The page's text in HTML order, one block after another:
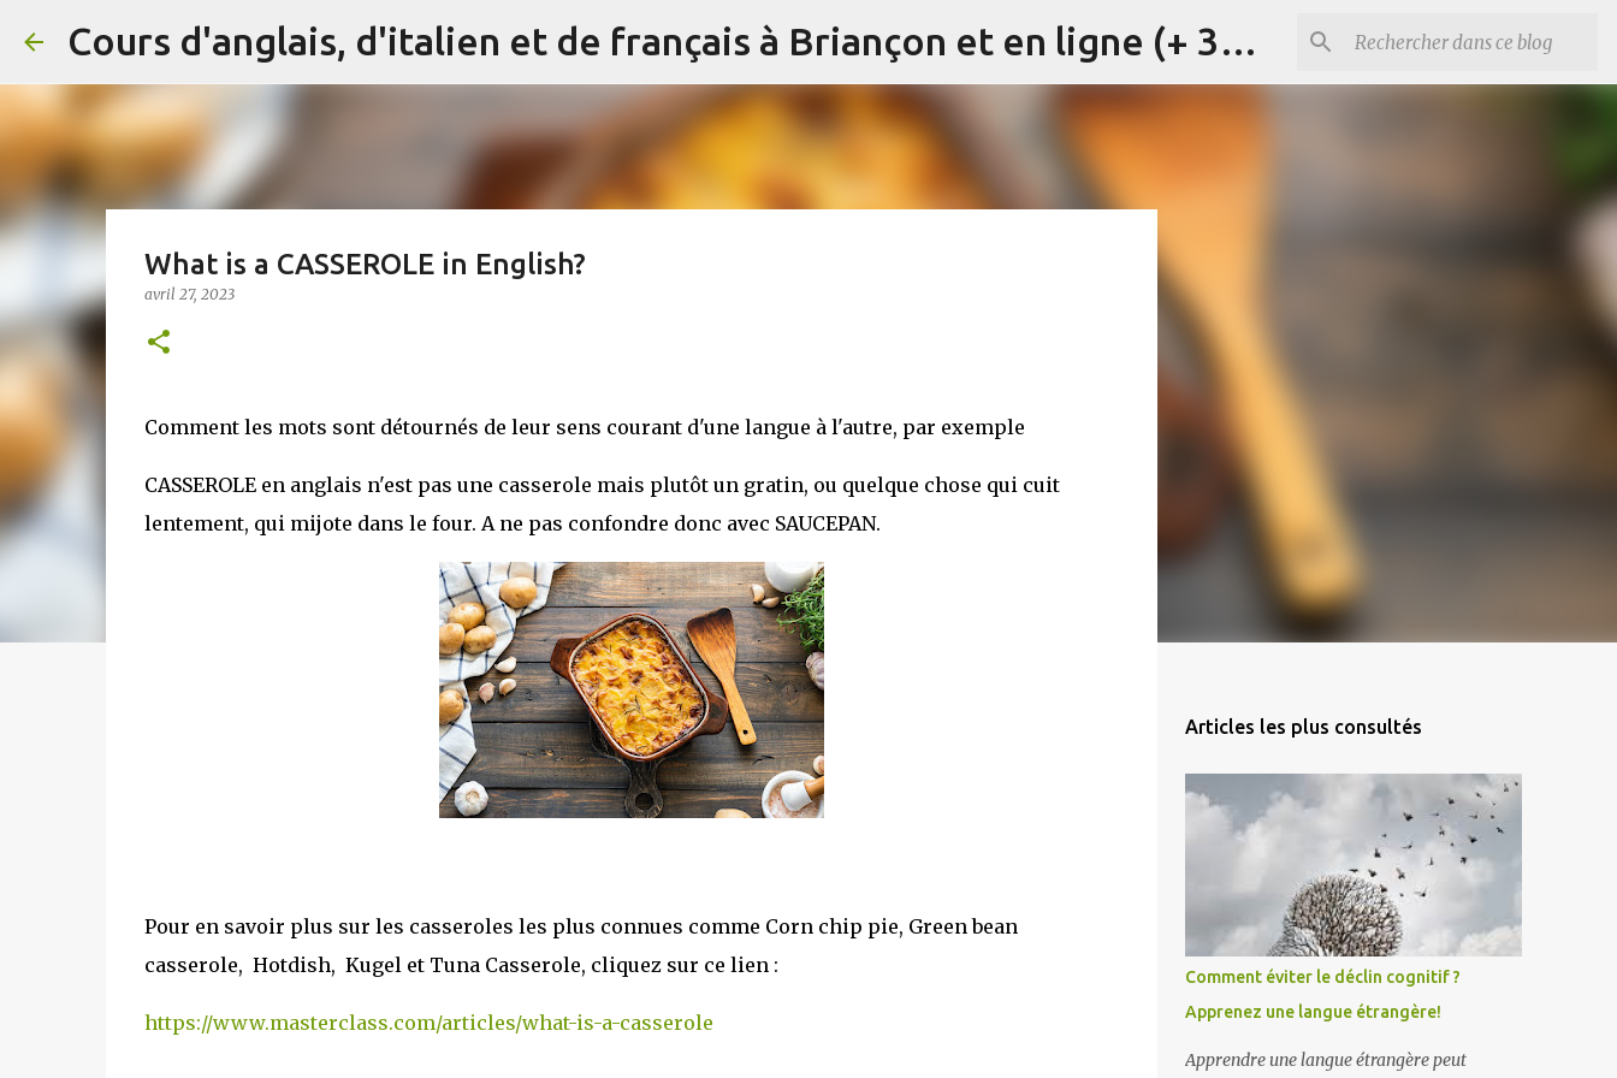
Accéder au contenu principal Cours d'anglais, d'italien et de français à Briançon et en ligne (+ 33) 06 29 15 20 83
What is a CASSEROLE in English?
avril 27, 2023
Comment les mots sont détournés de leur sens courant d'une langue à l'autre, par exemple
CASSEROLE en anglais n'est pas une casserole mais plutôt un gratin, ou quelque chose qui cuit
lentement, qui mijote dans le four. A ne pas confondre donc avec SAUCEPAN.
Pour en savoir plus sur les casseroles les plus connues comme Corn chip pie, Green bean
casserole, Hotdish, Kugel et Tuna Casserole, cliquez sur ce lien :
https://www.masterclass.com/articles/what-is-a-casserole
Articles les plus consultés
Comment éviter le déclin cognitif ?
Apprenez une langue étrangère!
Apprendre une langue étrangère peut